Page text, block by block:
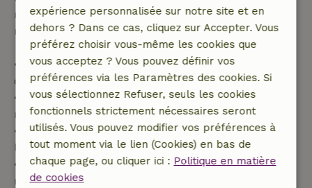
remboursement partiel du coût du voyage et un
remboursement à 100 % de l'acompte :
• jusqu'à 42 jours avant l'arrivée : remboursement
de 70 %
• entre 42 et 28 jours avant l'arrivée :
remboursement de 40 %
• de 28 jours avant l'arrivée jusqu'au jour de
l'arrivée : remboursement de 10 %
• le jour de l'arrivée ou après : aucun
remboursement
expérience personnalisée sur notre site et en
dehors ? Dans ce cas, cliquez sur Accepter. Vous
préférez choisir vous-même les cookies que
vous acceptez ? Vous pouvez définir vos
préférences via les Paramètres des cookies. Si
vous sélectionnez Refuser, seuls les cookies
fonctionnels strictement nécessaires seront
utilisés. Vous pouvez modifier vos préférences à
tout moment via le lien (Cookies) en bas de
chaque page, ou cliquer ici : Politique en matière
de cookies